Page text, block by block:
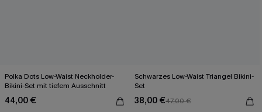
Polka Dots Low-Waist Neckholder-
Bikini-Set mit tiefem Ausschnitt
44,00 €
Schwarzes Low-Waist Triangel Bikini-
Set
38,00 €47,00 €